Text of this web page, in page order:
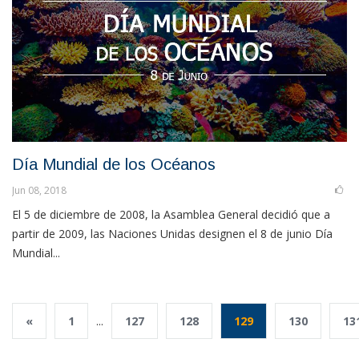
Día Mundial de los Océanos
Jun 08, 2018
El 5 de diciembre de 2008, la Asamblea General decidió que a
partir de 2009, las Naciones Unidas designen el 8 de junio Día
Mundial...
« 1 ... 127 128 129 130